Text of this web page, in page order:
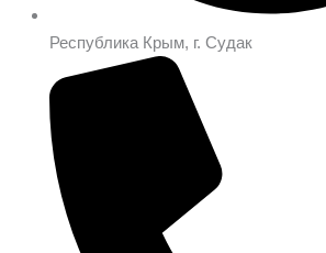
Республика Крым, г. Судак